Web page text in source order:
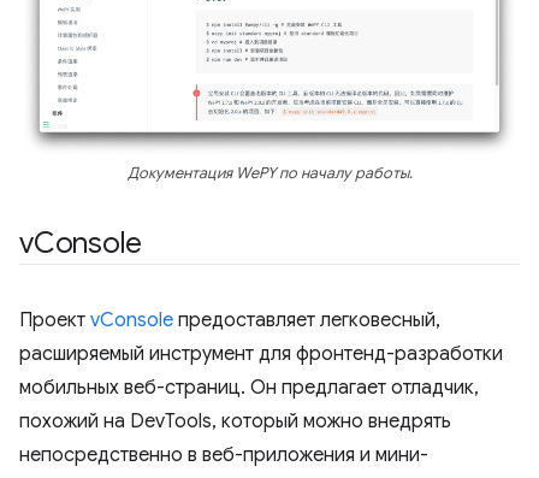
Документация WePY по началу работы.
vConsole
Проект vConsole предоставляет легковесный,
расширяемый инструмент для фронтенд-разработки
мобильных веб-страниц. Он предлагает отладчик,
похожий на DevTools, который можно внедрять
непосредственно в веб-приложения и мини-